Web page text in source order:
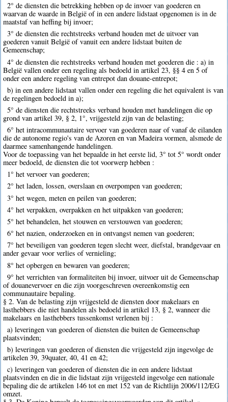
2° de diensten die betrekking hebben op de invoer van goederen en
waarvan de waarde in België of in een andere lidstaat opgenomen is in de
maatstaf van heffing bij invoer;
3° de diensten die rechtstreeks verband houden met de uitvoer van
goederen vanuit België of vanuit een andere lidstaat buiten de
Gemeenschap;
4° de diensten die rechtstreeks verband houden met goederen die : a) in
België vallen onder een regeling als bedoeld in artikel 23, §§ 4 en 5 of
onder een andere regeling van entrepot dan douane-entrepot;
b) in een andere lidstaat vallen onder een regeling die het equivalent is van
de regelingen bedoeld in a);
5° de diensten die rechtstreeks verband houden met handelingen die op
grond van artikel 39, § 2, 1°, vrijgesteld zijn van de belasting;
6° het intracommunautaire vervoer van goederen naar of vanaf de eilanden
die de autonome regio's van de Azoren en van Madeira vormen, alsmede de
daarmee samenhangende handelingen.
Voor de toepassing van het bepaalde in het eerste lid, 3° tot 5° wordt onder
meer bedoeld, de diensten die tot voorwerp hebben :
1° het vervoer van goederen;
2° het laden, lossen, overslaan en overpompen van goederen;
3° het wegen, meten en peilen van goederen;
4° het verpakken, overpakken en het uitpakken van goederen;
5° het behandelen, het stouwen en verstouwen van goederen;
6° het nazien, onderzoeken en in ontvangst nemen van goederen;
7° het beveiligen van goederen tegen slecht weer, diefstal, brandgevaar en
ander gevaar voor verlies of vernieling;
8° het opbergen en bewaren van goederen;
9° het verrichten van formaliteiten bij invoer, uitvoer uit de Gemeenschap
of douanevervoer en die zijn voorgeschreven overeenkomstig een
communautaire bepaling.
§ 2. Van de belasting zijn vrijgesteld de diensten door makelaars en
lasthebbers die niet handelen als bedoeld in artikel 13, § 2, wanneer die
makelaars en lasthebbers tussenkomst verlenen bij :
a) leveringen van goederen of diensten die buiten de Gemeenschap
plaatsvinden;
b) leveringen van goederen of diensten die vrijgesteld zijn ingevolge de
artikelen 39, 39quater, 40, 41 en 42;
c) leveringen van goederen of diensten die in een andere lidstaat
plaatsvinden en die in die lidstaat zijn vrijgesteld ingevolge een nationale
bepaling die de artikelen 146 tot en met 152 van de Richtlijn 2006/112/EG
omzet.